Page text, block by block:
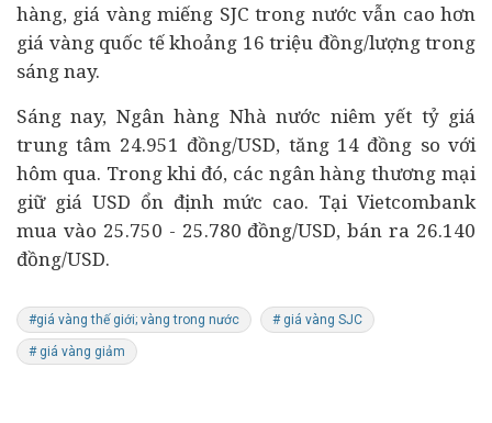
hàng, giá vàng miếng SJC trong nước vẫn cao hơn
giá vàng quốc tế khoảng 16 triệu đồng/lượng trong
sáng nay.
Sáng nay, Ngân hàng Nhà nước niêm yết tỷ giá
trung tâm 24.951 đồng/USD, tăng 14 đồng so với
hôm qua. Trong khi đó, các ngân hàng thương mại
giữ giá USD ổn định mức cao. Tại Vietcombank
mua vào 25.750 - 25.780 đồng/USD, bán ra 26.140
đồng/USD.
#giá vàng thế giới; vàng trong nước # giá vàng SJC
# giá vàng giảm